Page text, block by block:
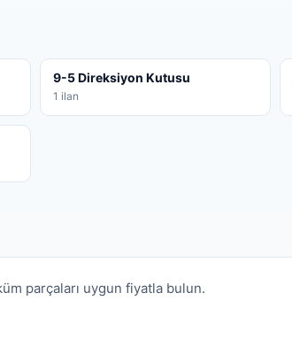
9-5 Direksiyon Kutusu
1 ilan
parçaları uygun fiyatla bulun.